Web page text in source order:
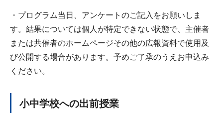
・プログラム当日、アンケートのご記入をお願いしま
す。結果については個人が特定できない状態で、主催者
または共催者のホームページその他の広報資料で使用及
び公開する場合があります。予めご了承のうえお申込み
ください。
小中学校への出前授業